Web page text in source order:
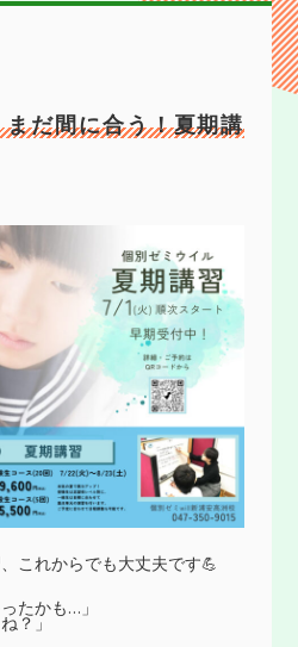
だ間に合う！夏期講
これからでも大丈夫です💪
たかも…」
？」